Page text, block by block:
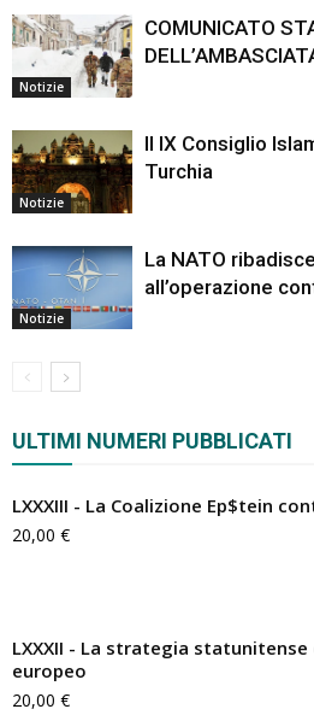
Notizie
COMUNICATO
Notizie
Il IX Consiglio
Turchia
Notizie
La NATO
all’operazione
ULTIMI NUMERI PUBBLICATI
LXXXIII - La Coalizione Ep$tein
20,00 €
LXXXII - La strategia
europeo
20,00 €